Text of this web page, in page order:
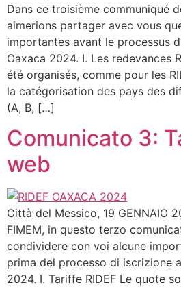
Dans ce troisième communiqué
aimerions partager avec vous
importantes avant le processus
Oaxaca 2024. I. Les redevances
été organisés, comme pour les
la catégorisation des pays des
(A, B, […]
Comunicato 3:
web
Città del Messico, 19 GENNAIO
FIMEM, in questo terzo
condividere con voi alcune
prima del processo di iscrizione
2024. I. Tariffe RIDEF Le quote